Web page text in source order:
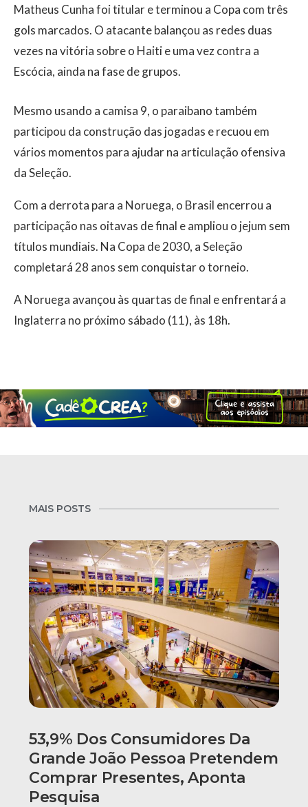
Matheus Cunha foi titular e terminou a Copa com três
gols marcados. O atacante balançou as redes duas
vezes na vitória sobre o Haiti e uma vez contra a
Escócia, ainda na fase de grupos.
Mesmo usando a camisa 9, o paraibano também
participou da construção das jogadas e recuou em
vários momentos para ajudar na articulação ofensiva
da Seleção.
Com a derrota para a Noruega, o Brasil encerrou a
participação nas oitavas de final e ampliou o jejum sem
títulos mundiais. Na Copa de 2030, a Seleção
completará 28 anos sem conquistar o torneio.
A Noruega avançou às quartas de final e enfrentará a
Inglaterra no próximo sábado (11), às 18h.
MAIS POSTS
53,9% Dos Consumidores Da
Grande João Pessoa Pretendem
Comprar Presentes, Aponta
Pesquisa